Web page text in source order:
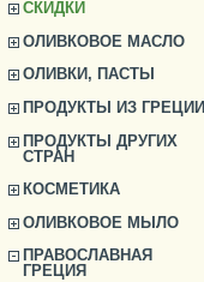
СКИДКИ
ОЛИВКОВОЕ МАСЛО
ОЛИВКИ, ПАСТЫ
ПРОДУКТЫ ИЗ ГРЕЦИИ
ПРОДУКТЫ ДРУГИХ
СТРАН
КОСМЕТИКА
ОЛИВКОВОЕ МЫЛО
ПРАВОСЛАВНАЯ
ГРЕЦИЯ